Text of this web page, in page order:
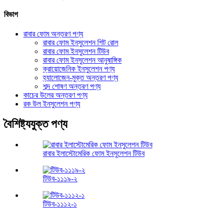
বিভাগ
রাবার ফোম অন্তরণ পণ্য
রাবার ফোম ইনসুলেশন শিট রোল
রাবার ফোম ইনসুলেশন টিউব
রাবার ফোম ইনসুলেশন আনুষাঙ্গিক
ক্রায়োজেনিক ইনসুলেশন পণ্য
হ্যালোজেন-মুক্ত অন্তরণ পণ্য
শব্দ শোষণ অন্তরণ পণ্য
কাচের উলের অন্তরণ পণ্য
রক উল ইনসুলেশন পণ্য
বৈশিষ্ট্যযুক্ত পণ্য
রাবার ইলাস্টোমেরিক ফোম ইনসুলেশন টিউব
টিউব-১১১৯-২
টিউব-১১১২-১